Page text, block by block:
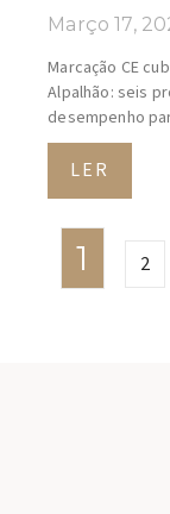
Março 17,
Marcação CE
Alpalhão: seis
desempenho
LER
1 2